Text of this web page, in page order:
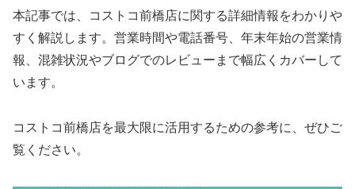
本記事では、コストコ前橋店に関する詳細情報をわかりや
すく解説します。営業時間や電話番号、年末年始の営業情
報、混雑状況やブログでのレビューまで幅広くカバーして
います。
コストコ前橋店を最大限に活用するための参考に、ぜひご
覧ください。